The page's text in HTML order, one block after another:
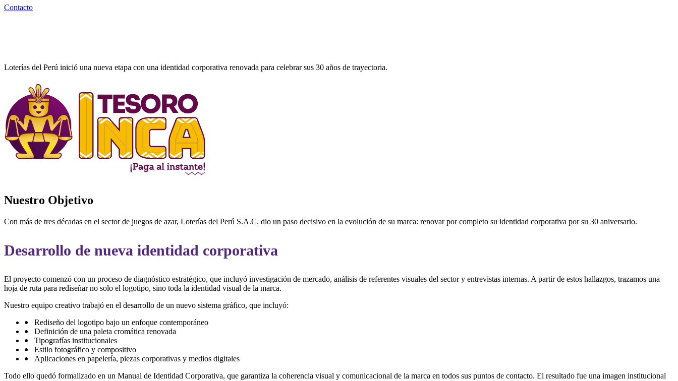
Contacto
Loterías del Perú inició una nueva etapa con una identidad corporativa renovada para celebrar sus 30 años de trayectoria.
Nuestro Objetivo
Con más de tres décadas en el sector de juegos de azar, Loterías del Perú S.A.C. dio un paso decisivo en la evolución de su marca: renovar por completo su identidad corporativa por su 30 aniversario.
Desarrollo de nueva identidad corporativa
El proyecto comenzó con un proceso de diagnóstico estratégico, que incluyó investigación de mercado, análisis de referentes visuales del sector y entrevistas internas. A partir de estos hallazgos, trazamos una
hoja de ruta para rediseñar no solo el logotipo, sino toda la identidad visual de la marca.
Nuestro equipo creativo trabajó en el desarrollo de un nuevo sistema gráfico, que incluyó:
Rediseño del logotipo bajo un enfoque contemporáneo
Definición de una paleta cromática renovada
Tipografías institucionales
Estilo fotográfico y compositivo
Aplicaciones en papelería, piezas corporativas y medios digitales
Todo ello quedó formalizado en un Manual de Identidad Corporativa, que garantiza la coherencia visual y comunicacional de la marca en todos sus puntos de contacto. El resultado fue una imagen institucional